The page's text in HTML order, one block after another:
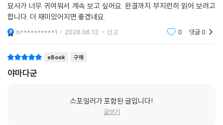
묘사가 너무 귀여워서 계속 보고 싶어요. 완결까지 부지런히 읽어 보려고
합니다. 더 재미있어지면 좋겠네요.
h**********1 2026.06.12. 신고 0 댓글0
eBook 구매
야마다군
스포일러가 포함된 글입니다!
글보기